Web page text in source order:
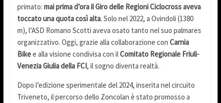
primato: mai prima d’ora il Giro delle Regioni Ciclocross aveva
toccato una quota così alta. Solo nel 2022, a Ovindoli (1380
m), l’ASD Romano Scotti aveva osato tanto nel suo palmares
organizzativo. Oggi, grazie alla collaborazione con Carnia
Bikee alla visione condivisa con ilComitato Regionale Friuli-
Venezia Giulia della FCI, il sogno diventa realtà.
Dopo l’edizione sperimentale del 2024, inserita nel circuito
Triveneto, il percorso dello Zoncolan è stato promosso a